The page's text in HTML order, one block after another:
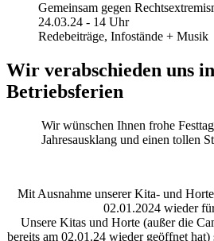
Gemeinsam gegen
24.03.24 - 14 Uhr
Redebeiträge, Infostände + Musik
Wir verabschieden uns
Betriebsferien
Wir wünschen Ihnen frohe
Jahresausklang und einen tollen
Mit Ausnahme unserer Kita- und
02.01.2024 wieder
Unsere Kitas und Horte (außer die
bereits am 02.01.24 wieder geöffnet